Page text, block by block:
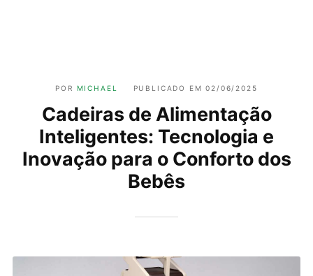
POR MICHAEL PUBLICADO EM02/06/2025
Cadeiras de Alimentação
Inteligentes: Tecnologia e
Inovação para o Conforto dos
Bebês